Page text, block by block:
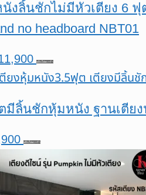
฿6,900.
นังลิ้นชักไม่มีหัวเตียง 6 ฟุ
no headboard NBT01
Current
price
฿11,900.
หยิบใส่ตะกร้า
มีลิ้นชักหุ้มหนัง ฐานเตียง
Current
price
is:
หยิบใส่ตะกร้า